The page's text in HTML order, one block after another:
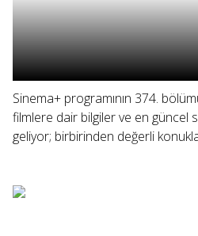
Sinema+ programının 374.
filmlere dair bilgiler ve en güncel
geliyor; birbirinden değerli